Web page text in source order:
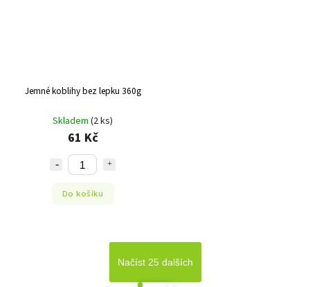
Jemné koblihy bez lepku 360g
Skladem (2 ks)
61 Kč
Do košíku
Načíst 25 dalších